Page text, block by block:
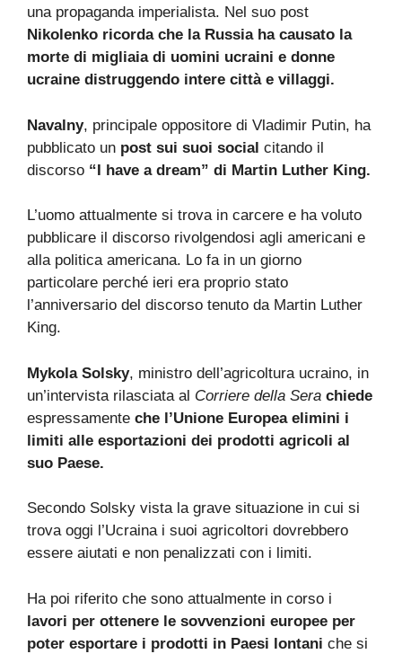
una propaganda imperialista. Nel suo post
Nikolenko ricorda che la Russia ha causato la
morte di migliaia di uomini ucraini e donne
ucraine distruggendo intere città e villaggi.
Navalny, principale oppositore di Vladimir Putin, ha
pubblicato un post sui suoi social citando il
discorso “I have a dream” di Martin Luther King.
L’uomo attualmente si trova in carcere e ha voluto
pubblicare il discorso rivolgendosi agli americani e
alla politica americana. Lo fa in un giorno
particolare perché ieri era proprio stato
l’anniversario del discorso tenuto da Martin Luther
King.
Mykola Solsky, ministro dell’agricoltura ucraino, in
un’intervista rilasciata al Corriere della Sera chiede
espressamente che l’Unione Europea elimini i
limiti alle esportazioni dei prodotti agricoli al
suo Paese.
Secondo Solsky vista la grave situazione in cui si
trova oggi l’Ucraina i suoi agricoltori dovrebbero
essere aiutati e non penalizzati con i limiti.
Ha poi riferito che sono attualmente in corso i
lavori per ottenere le sovvenzioni europee per
poter esportare i prodotti in Paesi lontani che si